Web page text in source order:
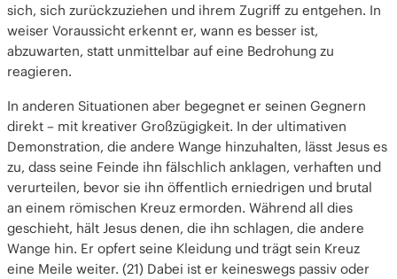
sich, sich zurückzuziehen und ihrem Zugriff zu entgehen. In
weiser Voraussicht erkennt er, wann es besser ist,
abzuwarten, statt unmittelbar auf eine Bedrohung zu
reagieren.
In anderen Situationen aber begegnet er seinen Gegnern
direkt – mit kreativer Großzügigkeit. In der ultimativen
Demonstration, die andere Wange hinzuhalten, lässt Jesus es
zu, dass seine Feinde ihn fälschlich anklagen, verhaften und
verurteilen, bevor sie ihn öffentlich erniedrigen und brutal
an einem römischen Kreuz ermorden. Während all dies
geschieht, hält Jesus denen, die ihn schlagen, die andere
Wange hin. Er opfert seine Kleidung und trägt sein Kreuz
eine Meile weiter. (21) Dabei ist er keineswegs passiv oder